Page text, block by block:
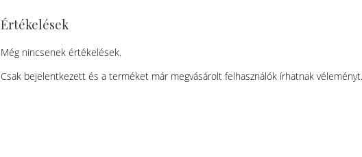
Értékelések
Még nincsenek értékelések.
Csak bejelentkezett és a terméket már megvásárolt felhasználók írhatnak véleményt.